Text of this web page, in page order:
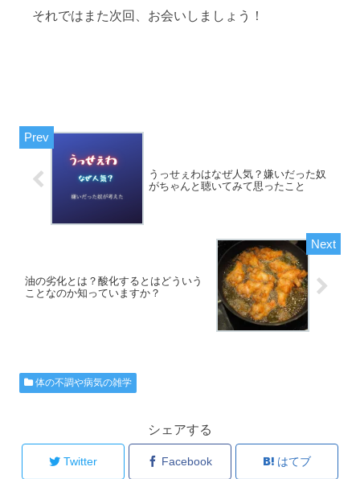
それではまた次回、お会いしましょう！
うっせぇわはなぜ人気？嫌いだった奴
がちゃんと聴いてみて思ったこと
油の劣化とは？酸化するとはどういう
ことなのか知っていますか？
体の不調や病気の雑学
シェアする
Twitter Facebook はてブ